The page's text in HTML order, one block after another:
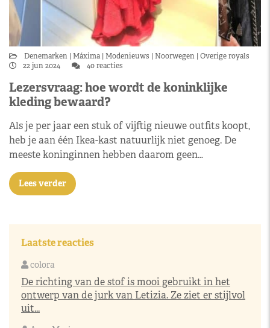
Denemarken Máxima Modenieuws Noorwegen Overige royals
22 jun 2024
40 reacties
Lezersvraag: hoe wordt de koninklijke
kleding bewaard?
Als je per jaar een stuk of vijftig nieuwe outfits koopt,
heb je aan één Ikea-kast natuurlijk niet genoeg. De
meeste koninginnen hebben daarom geen…
Lees verder
Laatste reacties
colora
De richting van de stof is mooi gebruikt in het
ontwerp van de jurk van Letizia. Ze ziet er stijlvol
uit...